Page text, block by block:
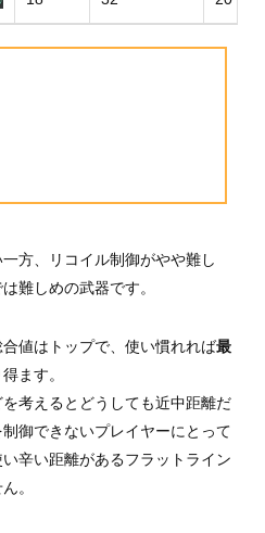
方、リコイル制御がやや難し
難しめの武器です。
値はトップで、使い慣れれば最
ます。
考えるとどうしても近中距離だ
御できないプレイヤーにとって
辛い距離があるフラットライン
。